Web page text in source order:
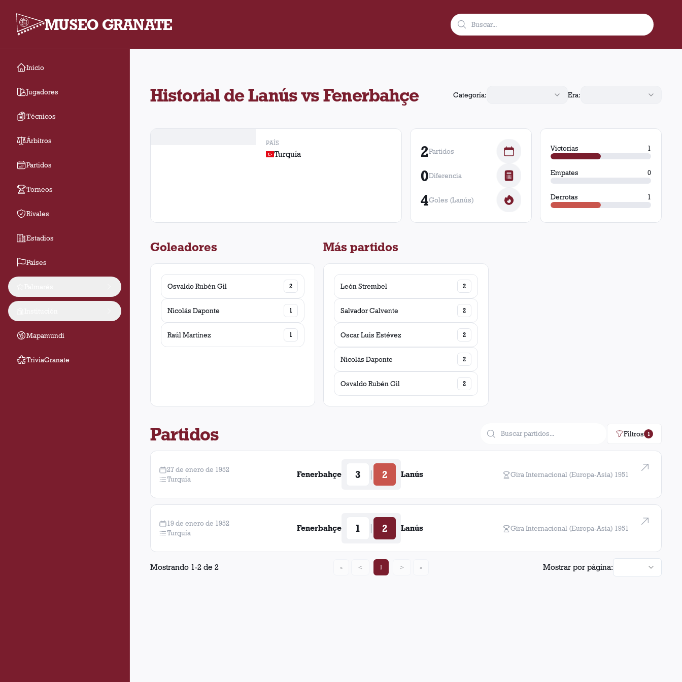
MUSEO GRANATE
Inicio
Jugadores
Técnicos
Árbitros
Partidos
Torneos
Rivales
Estadios
Países
Mapamundi
TriviaGranate
Historial de Lanús vs Fenerbahçe Categoría: Era:
PAÍS
Turquía 2Partidos
0Diferencia
4Goles (Lanús)
Victorias 1
Empates 0
Derrotas 1
Goleadores
Osvaldo Rubén Gil 2
Nicolás Daponte 1
Raúl Martínez 1
Más partidos
León Strembel 2
Salvador Calvente 2
Oscar Luis Estévez 2
Nicolás Daponte 2
Osvaldo Rubén Gil 2
Partidos Filtros 1
27 de enero de 1952
Turquía
Fenerbahçe 3 2 Lanús Gira Internacional (Europa-Asia) 1951
19 de enero de 1952
Turquía
Fenerbahçe 1 2 Lanús Gira Internacional (Europa-Asia) 1951
Mostrando 1-2 de 2 « < 1 > » Mostrar por página: